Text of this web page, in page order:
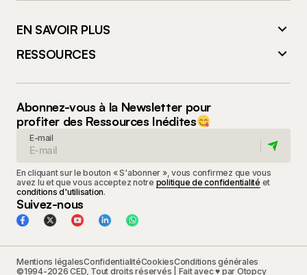
EN SAVOIR PLUS
RESSOURCES
Abonnez-vous à la Newsletter pour
profiter des Ressources Inédites
E-mail
En cliquant sur le bouton « S'abonner », vous confirmez que vous
avez lu et que vous acceptez notre politique de confidentialité et
conditions d'utilisation.
Suivez-nous
Mentions légalesConfidentialitéCookiesConditions générales
©1994-2026 CED, Tout droits réservés | Fait avec ♥ par Otopcy